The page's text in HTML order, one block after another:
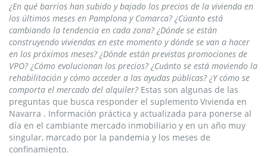
¿En qué barrios han subido y bajado los precios de la vivienda en
los últimos meses en Pamplona y Comarca? ¿Cúanto está
cambiando la tendencia en cada zona? ¿Dónde se están
construyendo viviendas en este momento y dónde se van a hacer
en los próximos meses? ¿Dónde están previstas promociones de
VPO? ¿Cómo evolucionan los precios? ¿Cuánto se está moviendo la
rehabilitación y cómo acceder a las ayudas públicas? ¿Y cómo se
comporta el mercado del alquiler?Estas son algunas de las
preguntas que busca responder el suplemento Vivienda en
Navarra . Información práctica y actualizada para ponerse al
día en el cambiante mercado inmobiliario y en un año muy
singular, marcado por la pandemia y los meses de
confinamiento.
de
la
galería
de
imágenes